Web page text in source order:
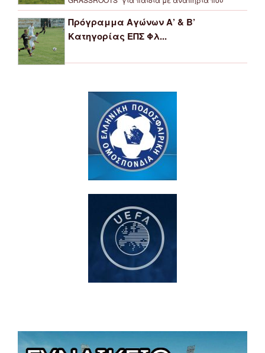
Πρόγραμμα Αγώνων Α’ & Β’
Κατηγορίας ΕΠΣ Φλ...